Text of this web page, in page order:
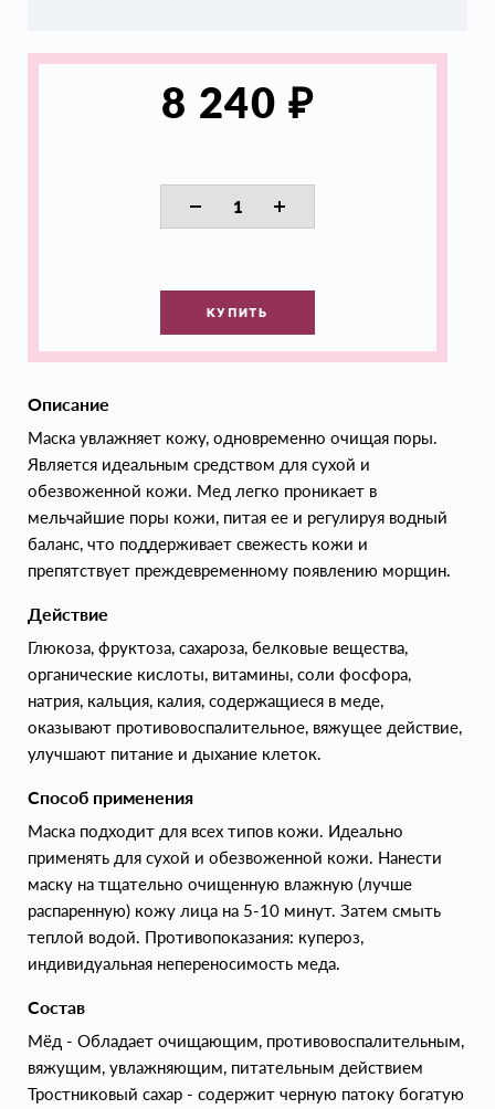
8 240 ₽
КУПИТЬ
Описание
Маска увлажняет кожу, одновременно очищая поры.
Является идеальным средством для сухой и
обезвоженной кожи. Мед легко проникает в
мельчайшие поры кожи, питая ее и регулируя водный
баланс, что поддерживает свежесть кожи и
препятствует преждевременному появлению морщин.
Действие
Глюкоза, фруктоза, сахароза, белковые вещества,
органические кислоты, витамины, соли фосфора,
натрия, кальция, калия, содержащиеся в меде,
оказывают противовоспалительное, вяжущее действие,
улучшают питание и дыхание клеток.
Способ применения
Маска подходит для всех типов кожи. Идеально
применять для сухой и обезвоженной кожи. Нанести
маску на тщательно очищенную влажную (лучше
распаренную) кожу лица на 5-10 минут. Затем смыть
теплой водой. Противопоказания: купероз,
индивидуальная непереносимость меда.
Состав
Мёд - Обладает очищающим, противовоспалительным,
вяжущим, увлажняющим, питательным действием
Тростниковый сахар - содержит черную патоку богатую